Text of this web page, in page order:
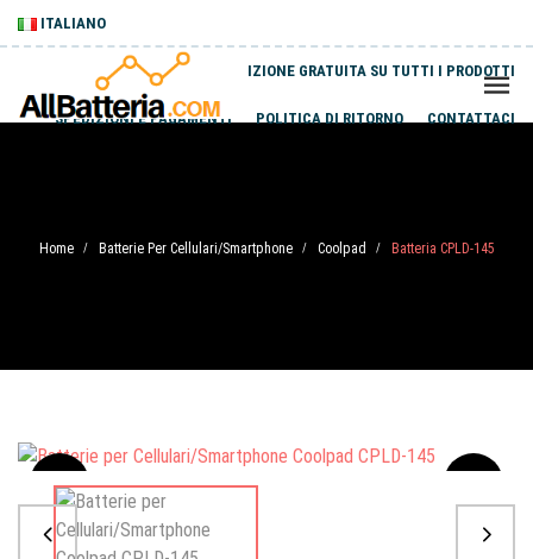
ITALIANO
SPEDIZIONE GRATUITA SU TUTTI I PRODOTTI
SPEDIZIONI E PAGAMENTI POLITICA DI RITORNO CONTATTACI
Home / Batterie Per Cellulari/Smartphone / Coolpad / Batteria CPLD-145
Sale